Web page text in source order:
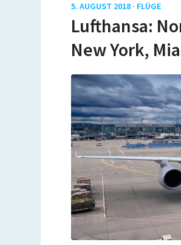
5. AUGUST 2018 · FLÜGE
Lufthansa:
New York,